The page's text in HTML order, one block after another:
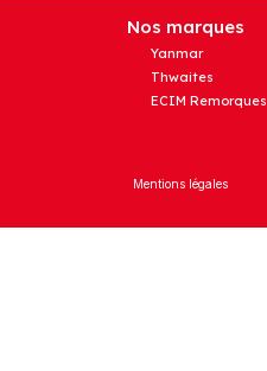
Nos marques
Yanmar
Thwaites
ECIM Remorques
Mentions légales